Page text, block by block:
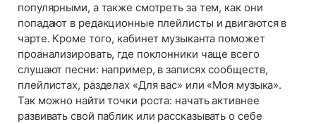
популярными, а также смотреть за тем, как они
попадают в редакционные плейлисты и двигаются в
чарте. Кроме того, кабинет музыканта поможет
проанализировать, где поклонники чаще всего
слушают песни: например, в записях сообществ,
плейлистах, разделах «Для вас» или «Моя музыка».
Так можно найти точки роста: начать активнее
развивать свой паблик или рассказывать о себе